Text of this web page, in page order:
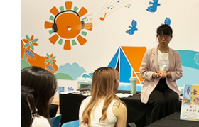
i
n
k
d
I
o
o
k